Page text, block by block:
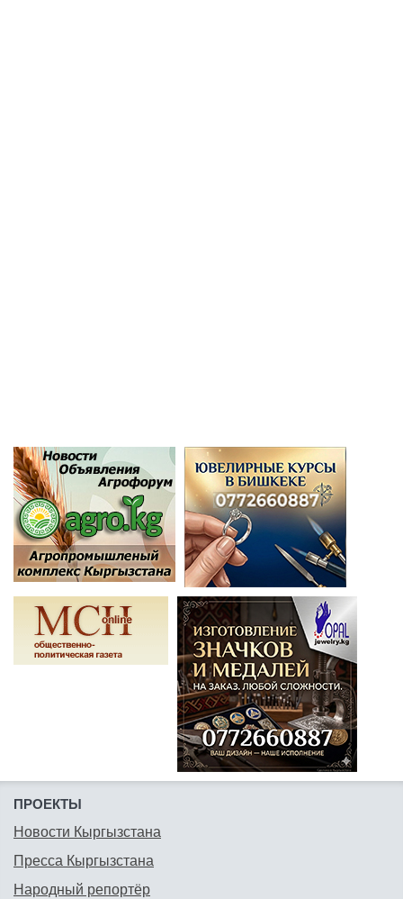
ПРОЕКТЫ
Новости Кыргызстана
Пресса Кыргызстана
Народный репортёр